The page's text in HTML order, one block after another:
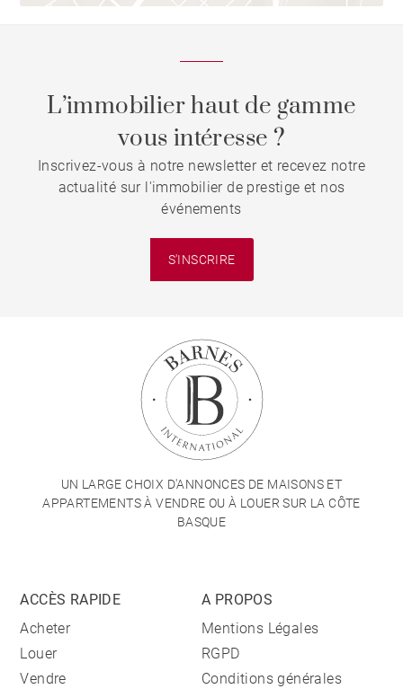
L’immobilier haut de gamme
vous intéresse ?
Inscrivez-vous à notre newsletter et recevez notre
actualité sur l'immobilier de prestige et nos
événements
S'INSCRIRE
UN LARGE CHOIX D'ANNONCES DE MAISONS ET
APPARTEMENTS À VENDRE OU À LOUER SUR LA CÔTE
BASQUE
ACCÈS RAPIDE
Acheter
Louer
Vendre
A PROPOS
Mentions Légales
RGPD
Conditions générales